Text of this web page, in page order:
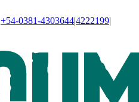
+54-0381-4303644|4222199|